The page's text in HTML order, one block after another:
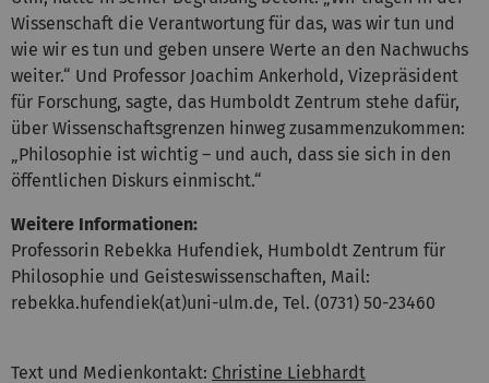
Wissenschaft die Verantwortung für das, was wir tun und
wie wir es tun und geben unsere Werte an den Nachwuchs
weiter.“ Und Professor Joachim Ankerhold, Vizepräsident
für Forschung, sagte, das Humboldt Zentrum stehe dafür,
über Wissenschaftsgrenzen hinweg zusammenzukommen:
„Philosophie ist wichtig – und auch, dass sie sich in den
öffentlichen Diskurs einmischt.“
Weitere Informationen:
Professorin Rebekka Hufendiek, Humboldt Zentrum für
Philosophie und Geisteswissenschaften, Mail:
rebekka.hufendiek(at)uni-ulm.de, Tel. (0731) 50-23460
Text und Medienkontakt: Christine Liebhardt